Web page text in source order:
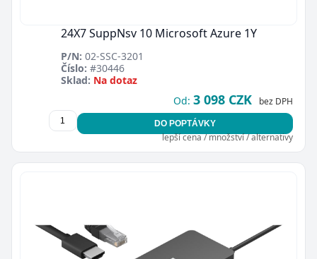
24X7 SuppNsv 10 Microsoft Azure 1Y
P/N: 02-SSC-3201
Číslo: #30446
Sklad: Na dotaz
Od: 3 098 CZK bez DPH
DO POPTÁVKY
lepší cena / množství / alternativy